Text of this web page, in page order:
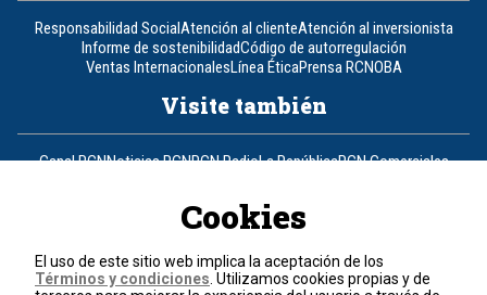
Responsabilidad SocialAtención al clienteAtención al inversionista
Informe de sostenibilidadCódigo de autorregulación
Ventas InternacionalesLínea ÉticaPrensa RCNOBA
Visite también
Canal RCNNoticias RCNRCN RadioLa RepúblicaRCN Comerciales
Un producto de RCN Televisión
Contáctenos
Cookies
El uso de este sitio web implica la aceptación de los
Términos y condiciones . Utilizamos cookies propias y de